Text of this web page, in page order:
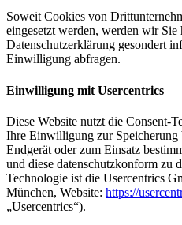
Soweit Cookies von
eingesetzt werden, werden wir Sie
Datenschutzerklärung gesondert
Einwilligung abfragen.
Einwilligung mit Usercentrics
Diese Website nutzt die Consent-
Ihre Einwilligung zur Speicherung
Endgerät oder zum Einsatz
und diese datenschutzkonform zu
Technologie ist die Usercentrics
München, Website: https://
„Usercentrics“).